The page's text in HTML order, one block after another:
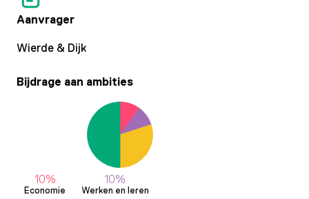
Aanvrager
Wierde & Dijk
Bijdrage aan ambities
10%
Economie
10%
Werken en leren